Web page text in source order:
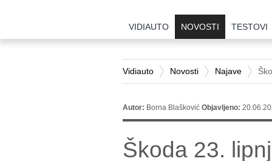
VIDIAUTO NOVOSTI TESTOVI
Vidiauto Novosti Najave
Autor: Borna Blašković Objavljeno:
Škoda 23.